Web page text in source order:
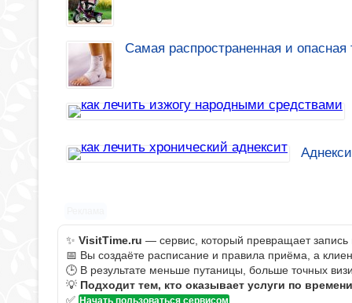
Самая распространенная и опасная
✨ VisitTime.ru — сервис, который превращает
📅 Вы создаёте расписание и правила приёма, а
🕒 В результате меньше путаницы, больше точных
💡 Подходит тем, кто оказывает услуги по
✅